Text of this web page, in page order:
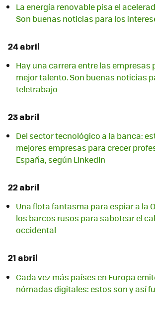
La energía renovable pisa el
Son buenas noticias para los
24 abril
Hay una carrera entre las empresas
mejor talento. Son buenas noticias
teletrabajo
23 abril
Del sector tecnológico a la banca:
mejores empresas para crecer
España, según LinkedIn
22 abril
Una flota fantasma para espiar a la
los barcos rusos para sabotear el
occidental
21 abril
Cada vez más países en Europa
nómadas digitales: estos son y así